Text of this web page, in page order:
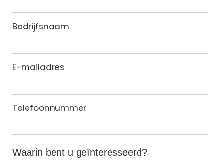
Bedrijfsnaam
E-mailadres
Telefoonnummer
Waarin bent u geïnteresseerd?